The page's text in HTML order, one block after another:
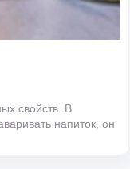
свойств. В
напиток, он